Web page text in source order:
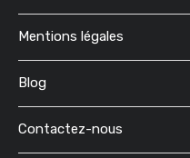
Mentions légales
Blog
Contactez-nous